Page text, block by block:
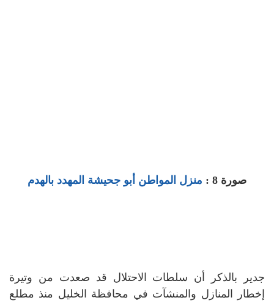
صورة 8 : منزل المواطن أبو جحيشة المهدد بالهدم
جدير بالذكر أن سلطات الاحتلال قد صعدت من وتيرة
إخطار المنازل والمنشآت في محافظة الخليل منذ مطلع